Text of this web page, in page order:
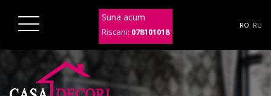
Suna acum
Riscani: 078101018
RO RU